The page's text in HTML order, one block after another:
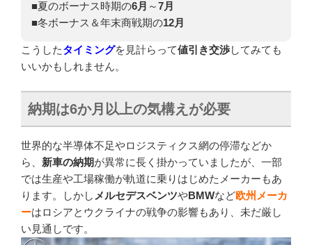
■夏のボーナス時期の6月 ～7月
■冬ボーナス＆年末商戦期の12月
こうしたタイミングを見計らって値引き交渉してみても
いいかもしれません。
納期は6か月以上の気構えが必要
世界的な半導体不足やロジスティクス網の停滞などか
ら、 新車の納期が異常に長く掛かっていましたが、一部
では生産や工場稼働が軌道に乗りはじめたメーカーもあ
ります。しかし メルセデスベンツやBMWなど欧州メーカ
ーはロシアとウクライナの戦争の影響もあり、未だ厳し
い見通しです。